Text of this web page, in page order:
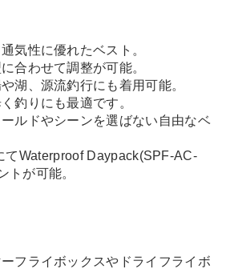
気性に優れたベスト。
合わせて調整が可能。
湖、源流釣行にも着用可能。
釣りにも最適です。
ールドやシーンを選ばない自由なベ
てWaterproof Daypack(SPF-AC-
トが可能。
ーフライボックスやドライフライボ